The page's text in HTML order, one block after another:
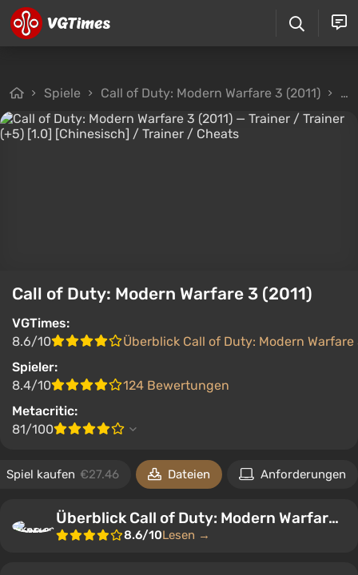
Spiele Call of Duty: Modern Warfare 3 (2011)
Call of Duty: Modern Warfare 3 (2011)
VGTimes:
8.6/10
Überblick Call of Duty: Modern Warfare
Spieler:
8.4/10
124 Bewertungen
Metacritic:
81/100
Spiel kaufen €27.46 Dateien Anforderungen
Überblick Call of Duty: Modern Warfare 3 (2011)
8.6/10Lesen →